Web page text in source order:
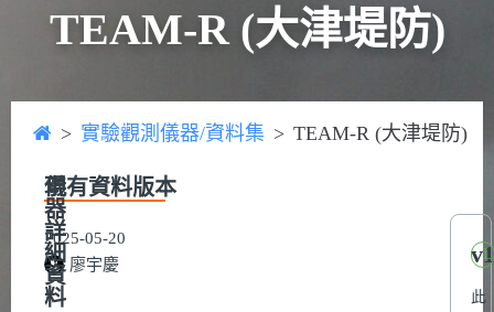
TEAM-R (大津堤防)
現有資料版本
2025-05-20
廖宇慶
此
儀
器
詳
細
資
料
> 實驗觀測儀器/資料集 > TEAM-R (大津堤防)